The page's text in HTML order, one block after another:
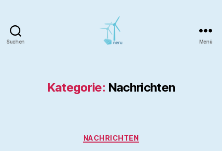
Suchen
Region
Uetersen
Menü
Kategorie: Nachrichten
Kategorien
NACHRICHTEN